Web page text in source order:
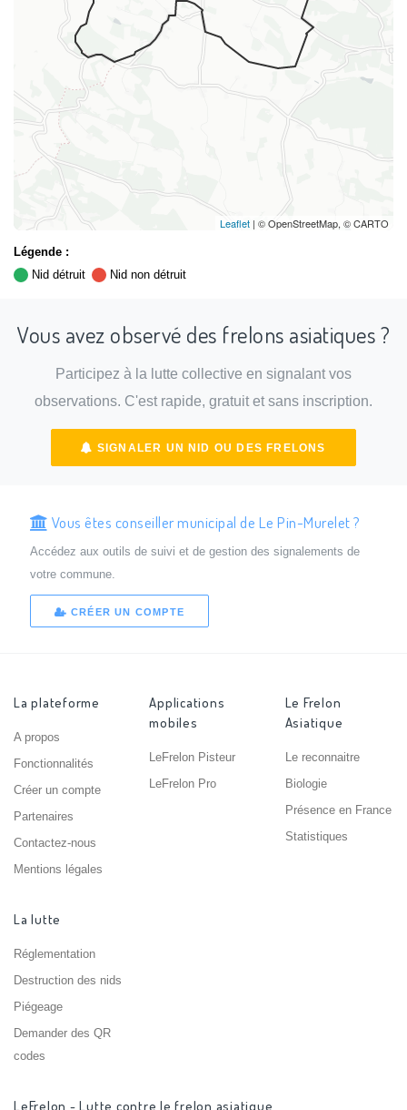
Leaflet | © OpenStreetMap, © CARTO
Légende :
Nid détruit
Nid non détruit
Vous avez observé des frelons asiatiques ?
Participez à la lutte collective en signalant vos
observations. C'est rapide, gratuit et sans inscription.
SIGNALER UN NID OU DES FRELONS
Vous êtes conseiller municipal de Le Pin-Murelet ?
Accédez aux outils de suivi et de gestion des signalements de
votre commune.
CRÉER UN COMPTE
La plateforme
A propos
Fonctionnalités
Créer un compte
Partenaires
Contactez-nous
Mentions légales
Applications
mobiles
LeFrelon Pisteur
LeFrelon Pro
Le Frelon
Asiatique
Le reconnaitre
Biologie
Présence en France
Statistiques
La lutte
Réglementation
Destruction des nids
Piégeage
Demander des QR
codes
LeFrelon - Lutte contre le frelon asiatique